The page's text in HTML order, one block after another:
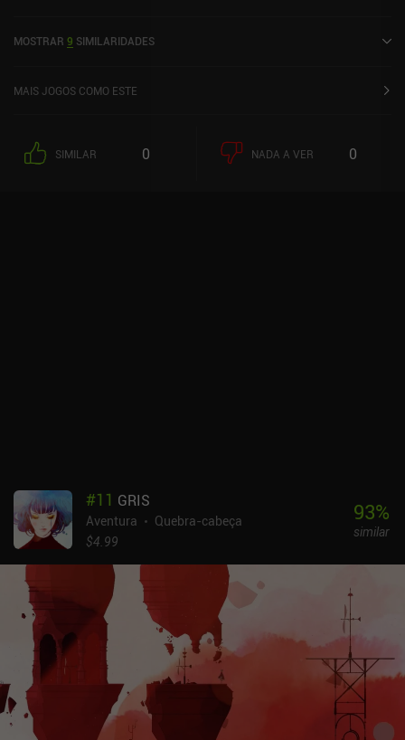
Store do iOS.
MOSTRAR 9 SIMILARIDADES
MAIS JOGOS COMO ESTE
SIMILAR 0 NADA A VER 0
#11 GRIS
Aventura
Quebra-cabeça
$4.99
93%
similar